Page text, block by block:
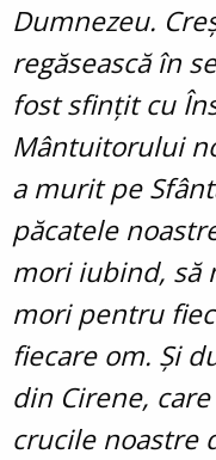
Dumnezeu.
regăsească în
fost sfințit cu
Mântuitorului
a murit pe
păcatele
mori iubind, să
mori pentru
fiecare om. Și
din Cirene,
crucile noastre